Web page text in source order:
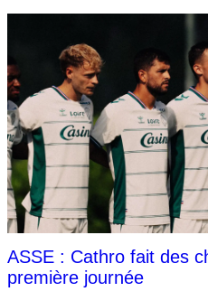
ASSE : Cathro fait des
première journée